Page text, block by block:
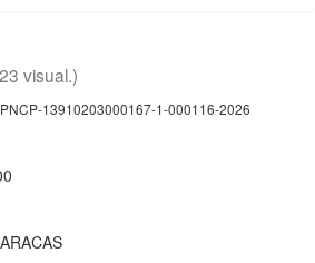
visual.)
PNCP-13910203000167-1-000116-2026